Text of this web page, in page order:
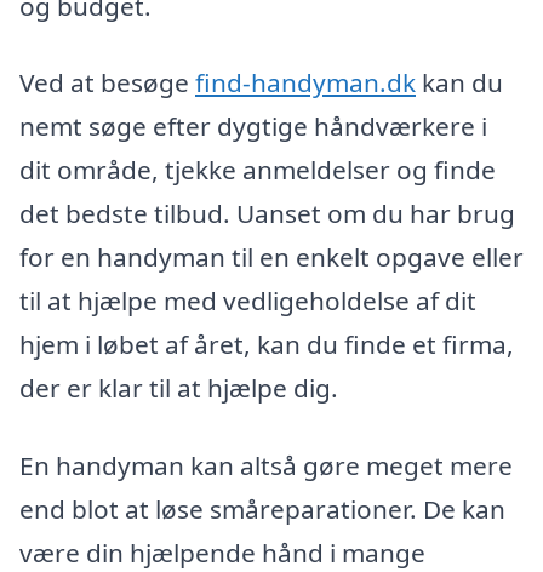
Ved at besøge find-handyman.dk kan du
nemt søge efter dygtige håndværkere i
dit område, tjekke anmeldelser og finde
det bedste tilbud. Uanset om du har brug
for en handyman til en enkelt opgave eller
til at hjælpe med vedligeholdelse af dit
hjem i løbet af året, kan du finde et firma,
der er klar til at hjælpe dig.
En handyman kan altså gøre meget mere
end blot at løse småreparationer. De kan
være din hjælpende hånd i mange